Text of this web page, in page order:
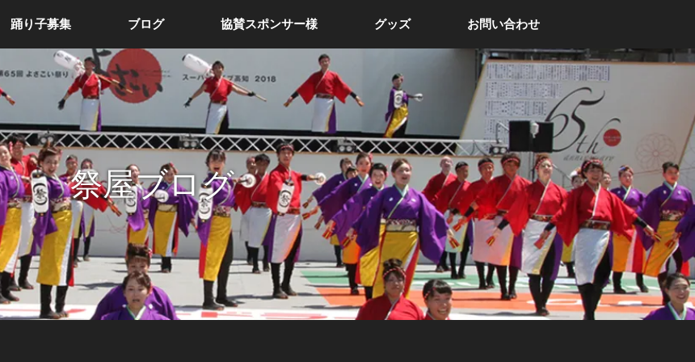
踊り子募集 ブログ 協賛スポンサー様 グッズ お問い合わせ
祭屋ブログ